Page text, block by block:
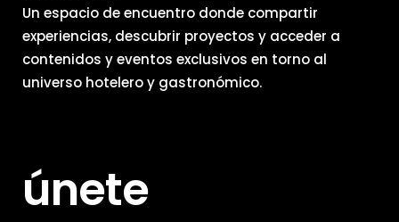
Un espacio de encuentro donde compartir
experiencias, descubrir proyectos y acceder a
contenidos y eventos exclusivos en torno al
universo hotelero y gastronómico.
únete